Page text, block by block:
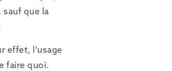
que la
effet, l’usage
faire quoi.